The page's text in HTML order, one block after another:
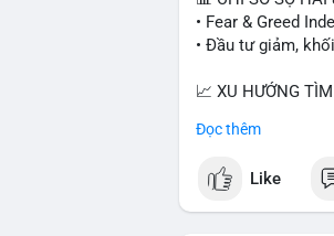
• Fear & Greed
• Đầu tư giảm,
📈 XU HƯỚNG
Tutorial.
• LunarCrush:
etc.
Đọc thêm
Like